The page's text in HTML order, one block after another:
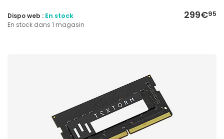
299€95
Dispo web : En stock
En stock dans 1 magasin